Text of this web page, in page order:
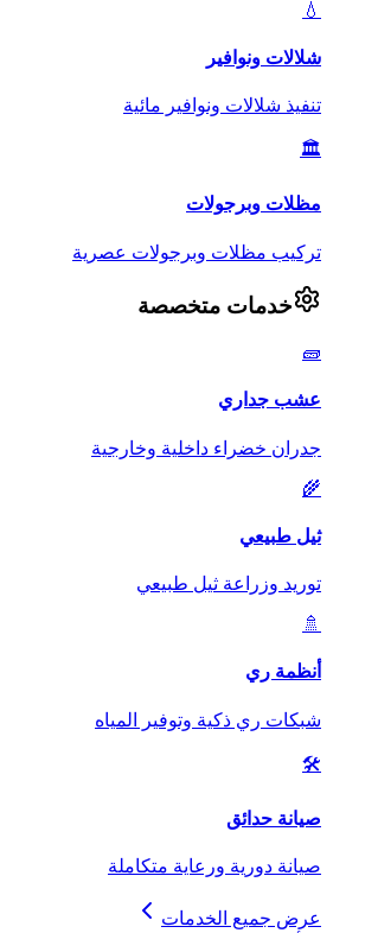
💧
شلالات ونوافير
تنفيذ شلالات ونوافير مائية
🏛️
مظلات وبرجولات
تركيب مظلات وبرجولات عصرية
خدمات متخصصة
🧱
عشب جداري
جدران خضراء داخلية وخارجية
🌾
ثيل طبيعي
توريد وزراعة ثيل طبيعي
🚿
أنظمة ري
شبكات ري ذكية وتوفير المياه
🛠️
صيانة حدائق
صيانة دورية ورعاية متكاملة
عرض جميع الخدمات